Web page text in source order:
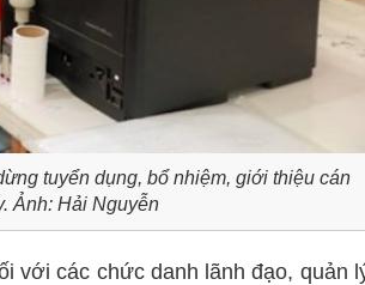
tuyển dụng, bổ nhiệm, giới thiệu cán
Ảnh: Hải Nguyễn
với các chức danh lãnh đạo, quản